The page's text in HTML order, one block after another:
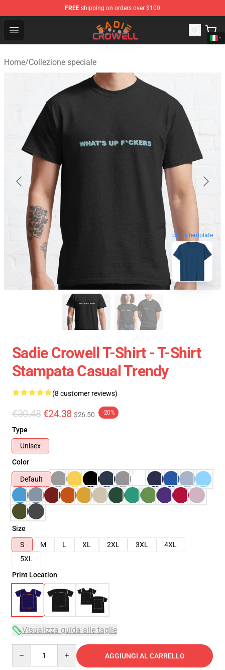
FREE shipping on orders over $100
Open menu
Sadie Crowell Store - Official Sadie Crowell Merchandise
Home/Collezione speciale
blank template
Sadie Crowell T-Shirt - T-Shirt
Stampata Casual Trendy
(8 customer reviews)
€30.48 €24.38 $26.50 -20%
Type
Unisex
Color
Default
Size
S
M L XL 2XL 3XL
4XL
5XL
Print Location
Visualizza guida alle taglie
AGGIUNGI AL CARRELLO